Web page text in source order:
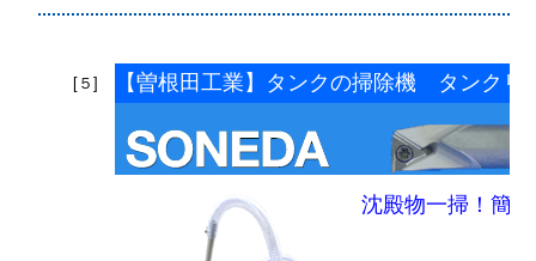
[５] 【曽根田工業】タンクの掃除機 タンクリ
沈殿物一掃！簡